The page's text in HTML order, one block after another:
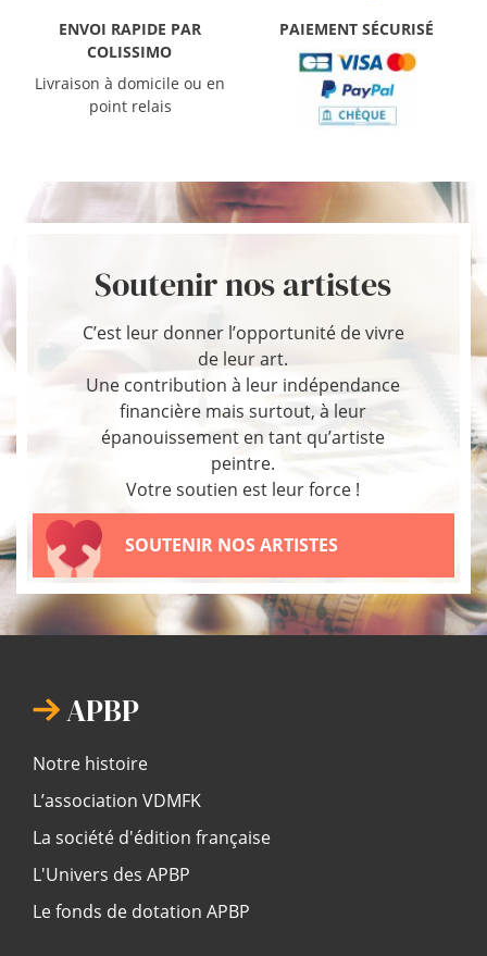
ENVOI RAPIDE PAR
COLISSIMO
Livraison à domicile ou en
point relais
PAIEMENT SÉCURISÉ
Soutenir nos artistes
C’est leur donner l’opportunité de vivre
de leur art.
Une contribution à leur indépendance
financière mais surtout, à leur
épanouissement en tant qu’artiste
peintre.
Votre soutien est leur force !
SOUTENIR NOS ARTISTES
APBP
Notre histoire
L’association VDMFK
La société d'édition française
L'Univers des APBP
Le fonds de dotation APBP